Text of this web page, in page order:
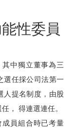
性委員
中獨立董事為三
選任採公司法第一
人提名制度，由股
， 得連選連任。
員組合時已考量